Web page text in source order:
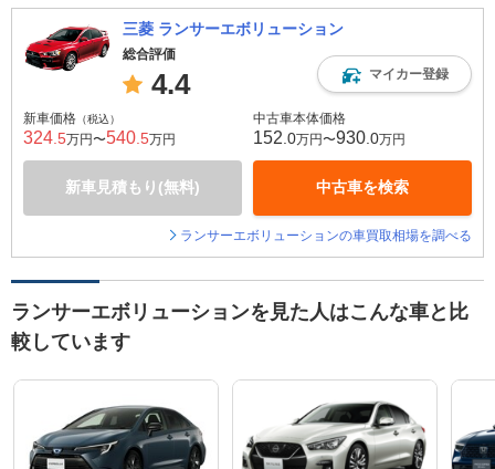
三菱 ランサーエボリューション
総合評価
4.4 マイカー登録
新車価格 （税込）
324 .5万円〜540 .5万円
新車見積もり(無料)
中古車本体価格
152 .0万円〜930 .0万円
中古車を検索
ランサーエボリューションの車買取相場を調べる
ランサーエボリューションを見た人はこんな車と比
較しています